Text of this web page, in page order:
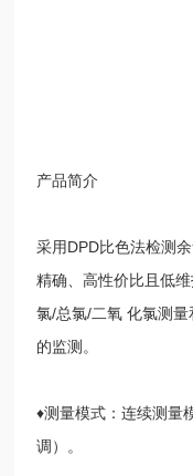
产品简介
采用DPD比色法检测
精确、高性价比且低
氯/总氯/二氧 化氯测
的监测。
♦测量模式：连续测量
调）。